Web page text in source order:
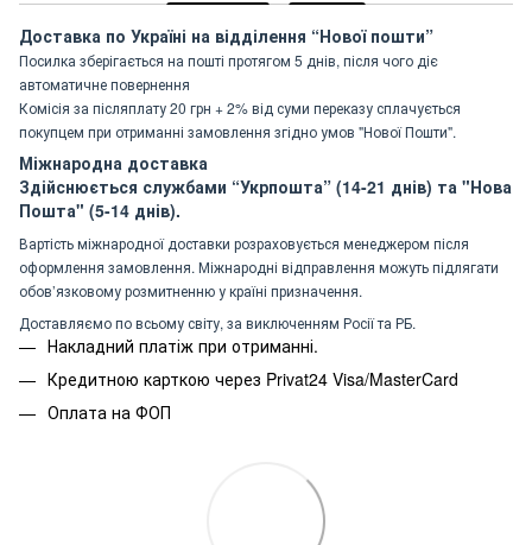
Доставка по Україні на відділення “Нової пошти”
Посилка зберігається на пошті протягом 5 днів, після чого діє
автоматичне повернення
Комісія за післяплату 20 грн + 2% від суми переказу сплачується
покупцем при отриманні замовлення згідно умов "Нової Пошти".
Міжнародна доставка
Здійснюється службами “Укрпошта” (14-21 днів) та "Нова
Пошта" (5-14 днів).
Вартість міжнародної доставки розраховується менеджером після
оформлення замовлення. Міжнародні відправлення можуть підлягати
обов’язковому розмитненню у країні призначення.
Доставляємо по всьому світу, за виключенням Росії та РБ.
Накладний платіж при отриманні.
Кредитною карткою через Privat24 Visa/MasterCard
Оплата на ФОП